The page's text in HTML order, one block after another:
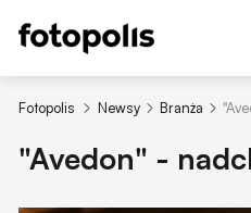
Fotopolis Newsy Branża
"Avedon" -